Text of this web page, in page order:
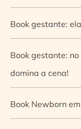
Book gestante:
Book gestante:
domina a cena!
Book Newborn